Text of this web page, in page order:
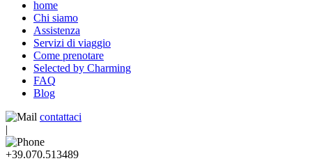
home
Chi siamo
Assistenza
Servizi di viaggio
Come prenotare
Selected by Charming
FAQ
Blog
contattaci
|
+39.070.513489